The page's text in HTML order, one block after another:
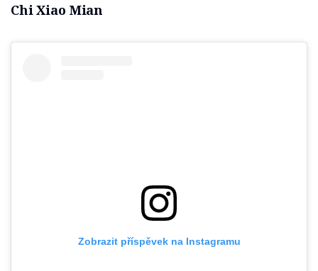
Chi Xiao Mian
Zobrazit příspěvek na Instagramu